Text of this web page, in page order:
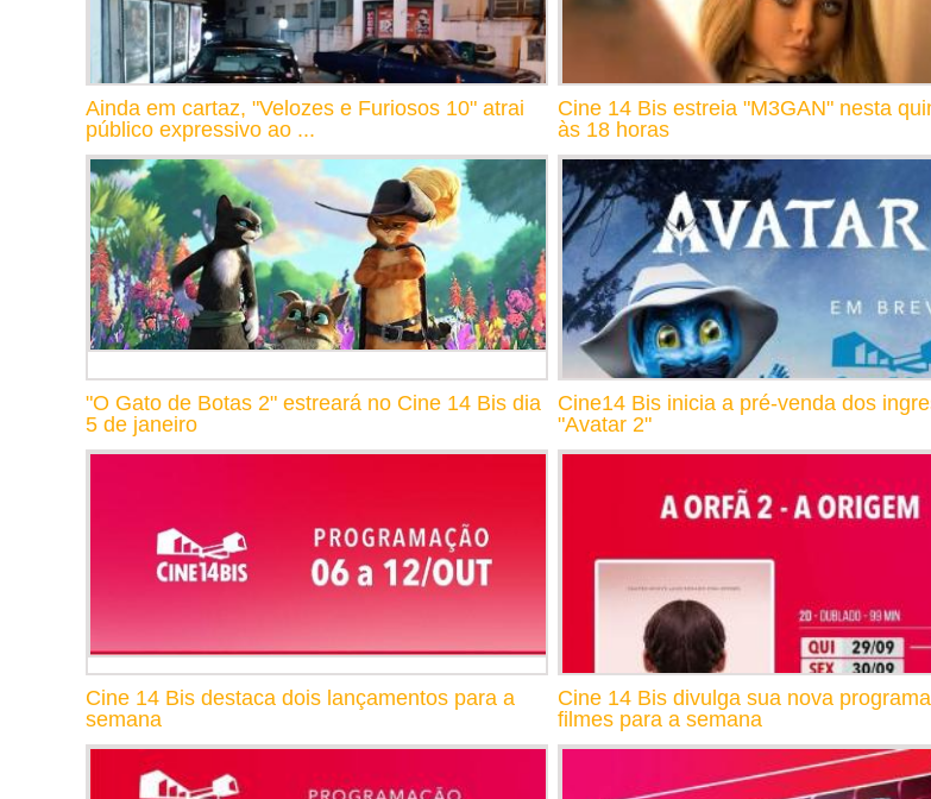
Ainda em cartaz, "Velozes e Furiosos 10" atrai
público expressivo ao ...
Cine 14 Bis estreia "M3GAN" nesta
às 18 horas
"O Gato de Botas 2" estreará no Cine 14 Bis dia
5 de janeiro
Cine14 Bis inicia a pré-venda dos
"Avatar 2"
Cine 14 Bis destaca dois lançamentos para a
semana
Cine 14 Bis divulga sua nova
filmes para a semana